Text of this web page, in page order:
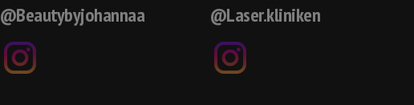
@Beautybyjohannaa @Laser.kliniken